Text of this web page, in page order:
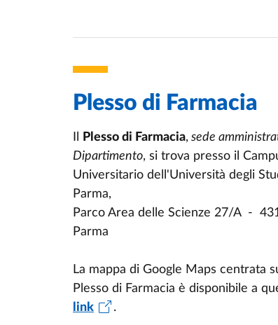
Plesso di Farmacia
Plesso di Farmacia, sede
Dipartimento, si trova presso il
Universitario dell'Università degli
Parma,
Parco Area delle Scienze 27/A -
Parma
La mappa di Google Maps centrata
Plesso di Farmacia è disponibile a
link
.